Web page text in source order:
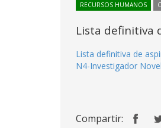
RECURSOS HUMANOS
Lista definitiva
Lista definitiva de
N4-Investigador
Compartir: